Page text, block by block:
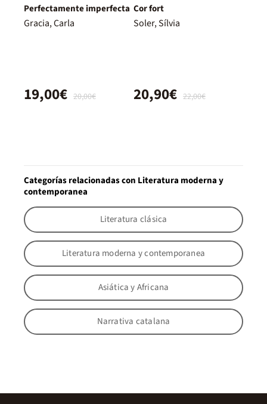
Perfectamente imperfecta
Gracia, Carla
20,00€
19,00€
Cor fort
Soler, Sílvia
22,00€
20,90€
Categorías relacionadas con Literatura moderna y
contemporanea
Literatura clásica
Literatura moderna y contemporanea
Asiática y Africana
Narrativa catalana